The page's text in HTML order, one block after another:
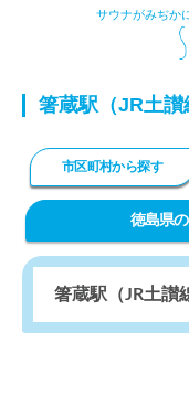
サウナがみぢか
箸蔵駅（JR土讃
市区町村から探す
徳島県